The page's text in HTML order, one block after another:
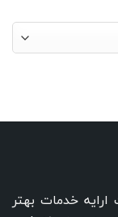
خدمات بهتر